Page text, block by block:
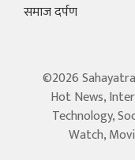
समाज दर्पण
©2026
Hot News,
Technology,
Watch,